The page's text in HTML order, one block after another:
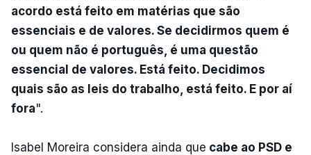
acordo está feito em matérias que são
essenciais e de valores. Se decidirmos quem é
ou quem não é português, é uma questão
essencial de valores. Está feito. Decidimos
quais são as leis do trabalho, está feito. E por aí
fora".
Isabel Moreira considera ainda que cabe ao PSD e